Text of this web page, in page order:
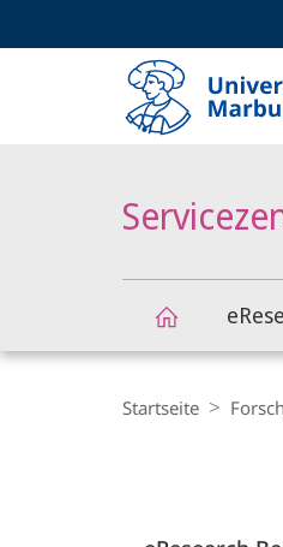
Navigation
Startseite